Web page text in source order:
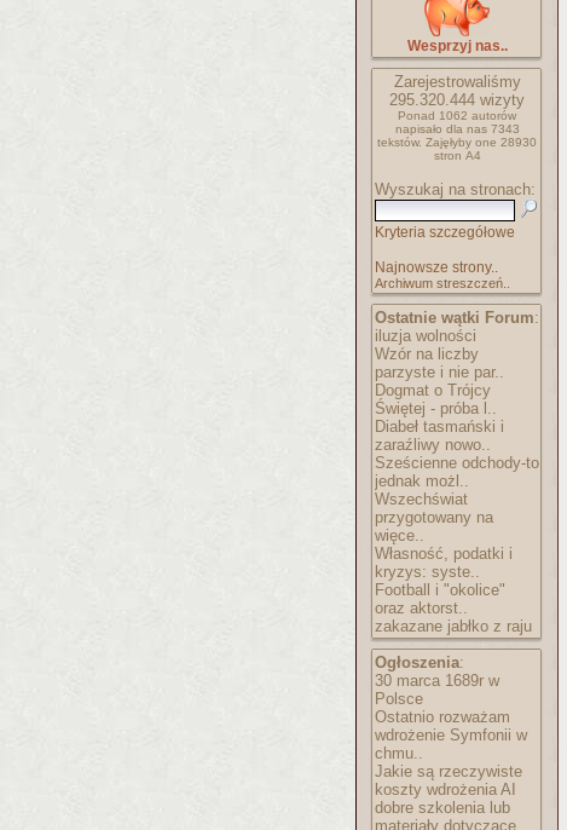
Wesprzyj nas..
Zarejestrowaliśmy
295.320.444 wizyty
Ponad 1062 autorów
napisało dla nas 7343
tekstów. Zajęłyby one 28930
stron A4
Wyszukaj na stronach:
Kryteria szczegółowe
Najnowsze strony..
Archiwum streszczeń..
Ostatnie wątki Forum:
iluzja wolności
Wzór na liczby
parzyste i nie par..
Dogmat o Trójcy
Świętej - próba l..
Diabeł tasmański i
zaraźliwy nowo..
Sześcienne odchody-to
jednak możl..
Wszechświat
przygotowany na
więce..
Własność, podatki i
kryzys: syste..
Football i "okolice"
oraz aktorst..
zakazane jabłko z raju
Ogłoszenia:
30 marca 1689r w
Polsce
Ostatnio rozważam
wdrożenie Symfonii w
chmu..
Jakie są rzeczywiste
koszty wdrożenia AI
dobre szkolenia lub
materiały dotyczące